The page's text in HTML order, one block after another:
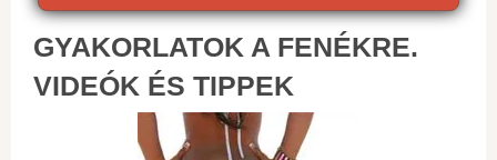
GYAKORLATOK A FENÉKRE.
VIDEÓK ÉS TIPPEK